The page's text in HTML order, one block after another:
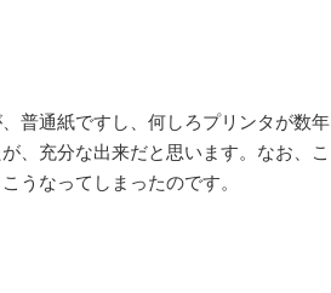
普通紙ですし、何しろプリンタが数年
、充分な出来だと思います。なお、こ
うなってしまったのです。